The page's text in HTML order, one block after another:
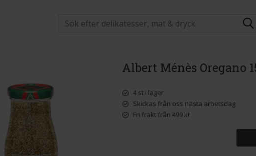
Albert Ménès Oregano
4 st i lager
Skickas från oss nästa arbetsdag
Fri frakt från 499 kr